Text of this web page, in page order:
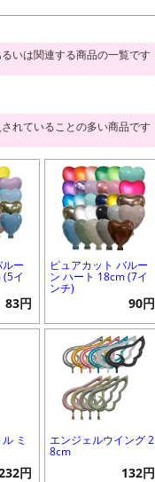
いは関連する商品の一覧です
れていることの多い商品です
ー
イ
83円
ピュアカット バルー
ン ハート 18cm (7イ
ンチ)
90円
ミ
円
エンジェルウイング 2
8cm
132円